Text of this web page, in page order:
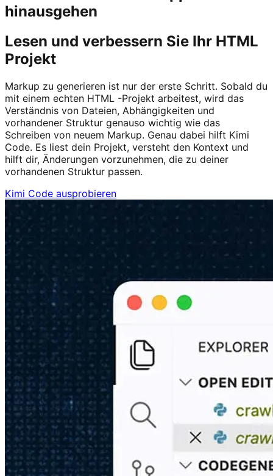
hinausgehen
Lesen und verbessern Sie Ihr HTML
Projekt
Markup zu generieren ist nur der erste Schritt. Sobald du
mit einem echten HTML -Projekt arbeitest, wird das
Verständnis von Dateien, Abhängigkeiten und
vorhandener Struktur genauso wichtig wie das
Schreiben von neuem Markup. Genau dabei hilft Kimi
Code. Es liest dein Projekt, versteht den Kontext und
hilft dir, Änderungen vorzunehmen, die zu deiner
vorhandenen Struktur passen.
Kimi Code ausprobieren